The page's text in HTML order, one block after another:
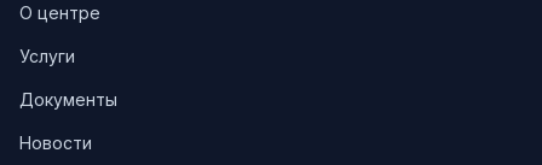
О центре
Услуги
Документы
Новости